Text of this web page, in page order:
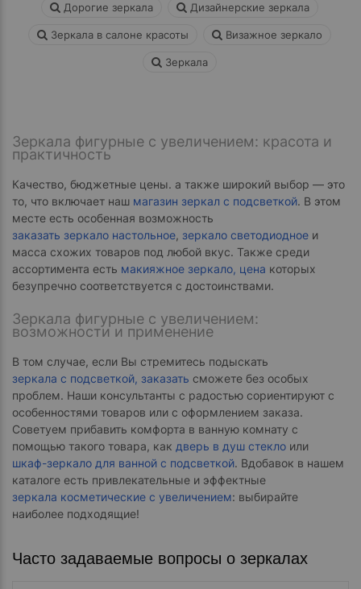
Дорогие зеркала Дизайнерские зеркала
Зеркала в салоне красоты Визажное зеркало
Зеркала
Зеркала фигурные с увеличением: красота и
практичность
Качество, бюджетные цены. а также широкий выбор — это
то, что включает наш магазин зеркал с подсветкой. В этом
месте есть особенная возможность
заказать зеркало настольное, зеркало светодиодное и
масса схожих товаров под любой вкус. Также среди
ассортимента есть макияжное зеркало, цена которых
безупречно соответствуется с достоинствами.
Зеркала фигурные с увеличением:
возможности и применение
В том случае, если Вы стремитесь подыскать
зеркала с подсветкой, заказать сможете без особых
проблем. Наши консультанты с радостью сориентируют с
особенностями товаров или с оформлением заказа.
Советуем прибавить комфорта в ванную комнату с
помощью такого товара, как дверь в душ стекло или
шкаф-зеркало для ванной с подсветкой. Вдобавок в нашем
каталоге есть привлекательные и эффектные
зеркала косметические с увеличением: выбирайте
наиболее подходящие!
Часто задаваемые вопросы о зеркалах